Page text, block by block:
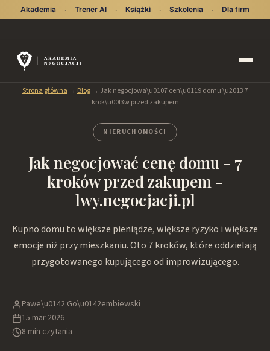
Strona główna → Blog→ Jak negocjowa\u0107 cen\u0119 domu \u2013 7
krok\u00f3w przed zakupem
NIERUCHOMOŚCI
Jak negocjować cenę domu - 7
kroków przed zakupem -
lwy.negocjacji.pl
Kupno domu to większe pieniądze, większe ryzyko i większe
emocje niż przy mieszkaniu. Oto 7 kroków, które oddzielają
przygotowanego kupującego od improwizującego.
Pawe\u0142 Go\u0142embiewski
15 mar 2026
8 min czytania
Akademia · Trener AI · Książki · Szkolenia · Dla firm